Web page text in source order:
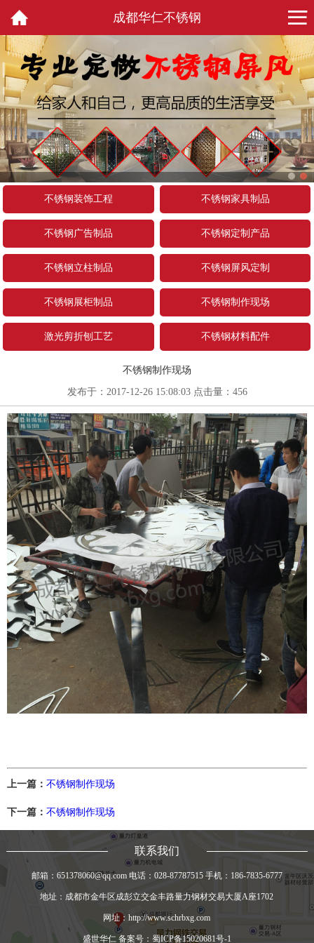
成都华仁不锈钢
不锈钢装饰工程 不锈钢家具制品
不锈钢广告制品 不锈钢定制产品
不锈钢立柱制品 不锈钢屏风定制
不锈钢展柜制品 不锈钢制作现场
激光剪折刨工艺 不锈钢材料配件
不锈钢制作现场
发布于：2017-12-26 15:08:03 点击量： 456
上一篇： 不锈钢制作现场
下一篇： 不锈钢制作现场
联系我们
邮箱：651378060@qq.com 电话： 028-87787515手机： 186-7835-6777
地址：成都市金牛区成彭立交金丰路量力钢材交易大厦A座1702
网址：http://www.schrbxg.com
盛世华仁 备案号：蜀ICP备15020681号-1